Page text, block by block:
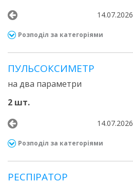
14.07.2026
Розподіл за категоріями
ПУЛЬСОКСИМЕТР
на два параметри
2 шт.
14.07.2026
Розподіл за категоріями
РЕСПІРАТОР